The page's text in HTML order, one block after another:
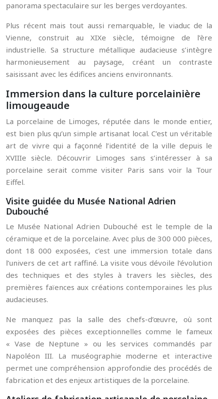
panorama spectaculaire sur les berges verdoyantes.
Plus récent mais tout aussi remarquable, le viaduc de la
Vienne, construit au XIXe siècle, témoigne de l’ère
industrielle. Sa structure métallique audacieuse s’intègre
harmonieusement au paysage, créant un contraste
saisissant avec les édifices anciens environnants.
Immersion dans la culture porcelainière
limougeaude
La porcelaine de Limoges, réputée dans le monde entier,
est bien plus qu’un simple artisanat local. C’est un véritable
art de vivre qui a façonné l’identité de la ville depuis le
XVIIIe siècle. Découvrir Limoges sans s’intéresser à sa
porcelaine serait comme visiter Paris sans voir la Tour
Eiffel.
Visite guidée du Musée National Adrien
Dubouché
Le Musée National Adrien Dubouché est le temple de la
céramique et de la porcelaine. Avec plus de 300 000 pièces,
dont 18 000 exposées, c’est une immersion totale dans
l’univers de cet art raffiné. La visite vous dévoile l’évolution
des techniques et des styles à travers les siècles, des
premières faïences aux créations contemporaines les plus
audacieuses.
Ne manquez pas la salle des chefs-d’œuvre, où sont
exposées des pièces exceptionnelles comme le fameux
« Vase de Neptune » ou les services commandés par
Napoléon III. La muséographie moderne et interactive
permet une compréhension approfondie des procédés de
fabrication et des enjeux artistiques de la porcelaine.